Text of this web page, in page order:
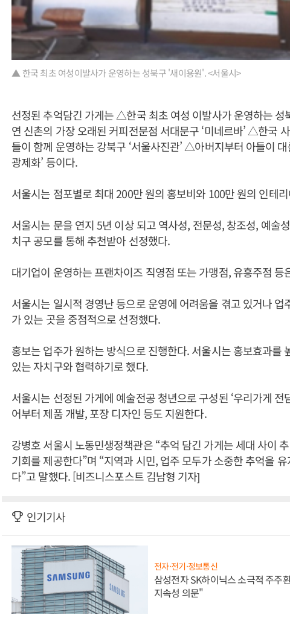
▲ 한국 최초 여성이발사가 운영하는 성북구 '새이용원'. <서울시>
선정된 추억담긴 가게는 △한국 최초 여성 이발사가 운영하는 성
연 신촌의 가장 오래된 커피전문점 서대문구 ‘미네르바’ △한국
들이 함께 운영하는 강북구 ‘서울사진관’ △아버지부터 아들이
광제화’ 등이다.
서울시는 점포별로 최대 200만 원의 홍보비와 100만 원의 인테
서울시는 문을 연지 5년 이상 되고 역사성, 전문성, 창조성, 예술
치구 공모를 통해 추천받아 선정했다.
대기업이 운영하는 프랜차이즈 직영점 또는 가맹점, 유흥주점 등
서울시는 일시적 경영난 등으로 운영에 어려움을 겪고 있거나 업
가 있는 곳을 중점적으로 선정했다.
홍보는 업주가 원하는 방식으로 진행한다. 서울시는 홍보효과를
있는 자치구와 협력하기로 했다.
서울시는 선정된 가게에 예술전공 청년으로 구성된 ‘우리가게 전
어부터 제품 개발, 포장 디자인 등도 지원한다.
강병호 서울시 노동민생정책관은 “추억 담긴 가게는 세대 사이
기회를 제공한다”며 “지역과 시민, 업주 모두가 소중한 추억을
다”고 말했다. [비즈니스포스트 김남형 기자]
인기기사
전자·전기·정보통신
삼성전자 SK하이닉스 소극적 주주
지속성 의문"